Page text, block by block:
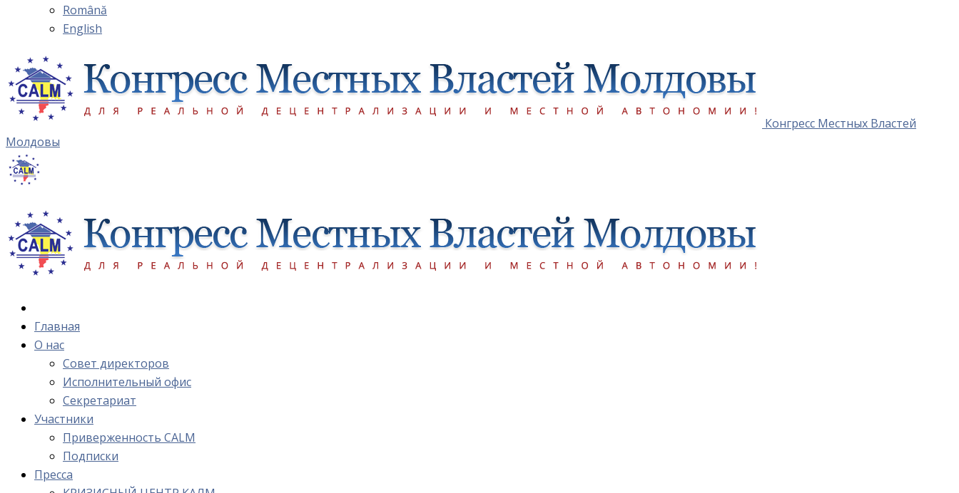
Română
English
Конгресс Местных Властей
Молдовы
Главная
О нас
Cовет директоров
Исполнительный офис
Cекретариат
Участники
Приверженность CALM
Подписки
Пресса